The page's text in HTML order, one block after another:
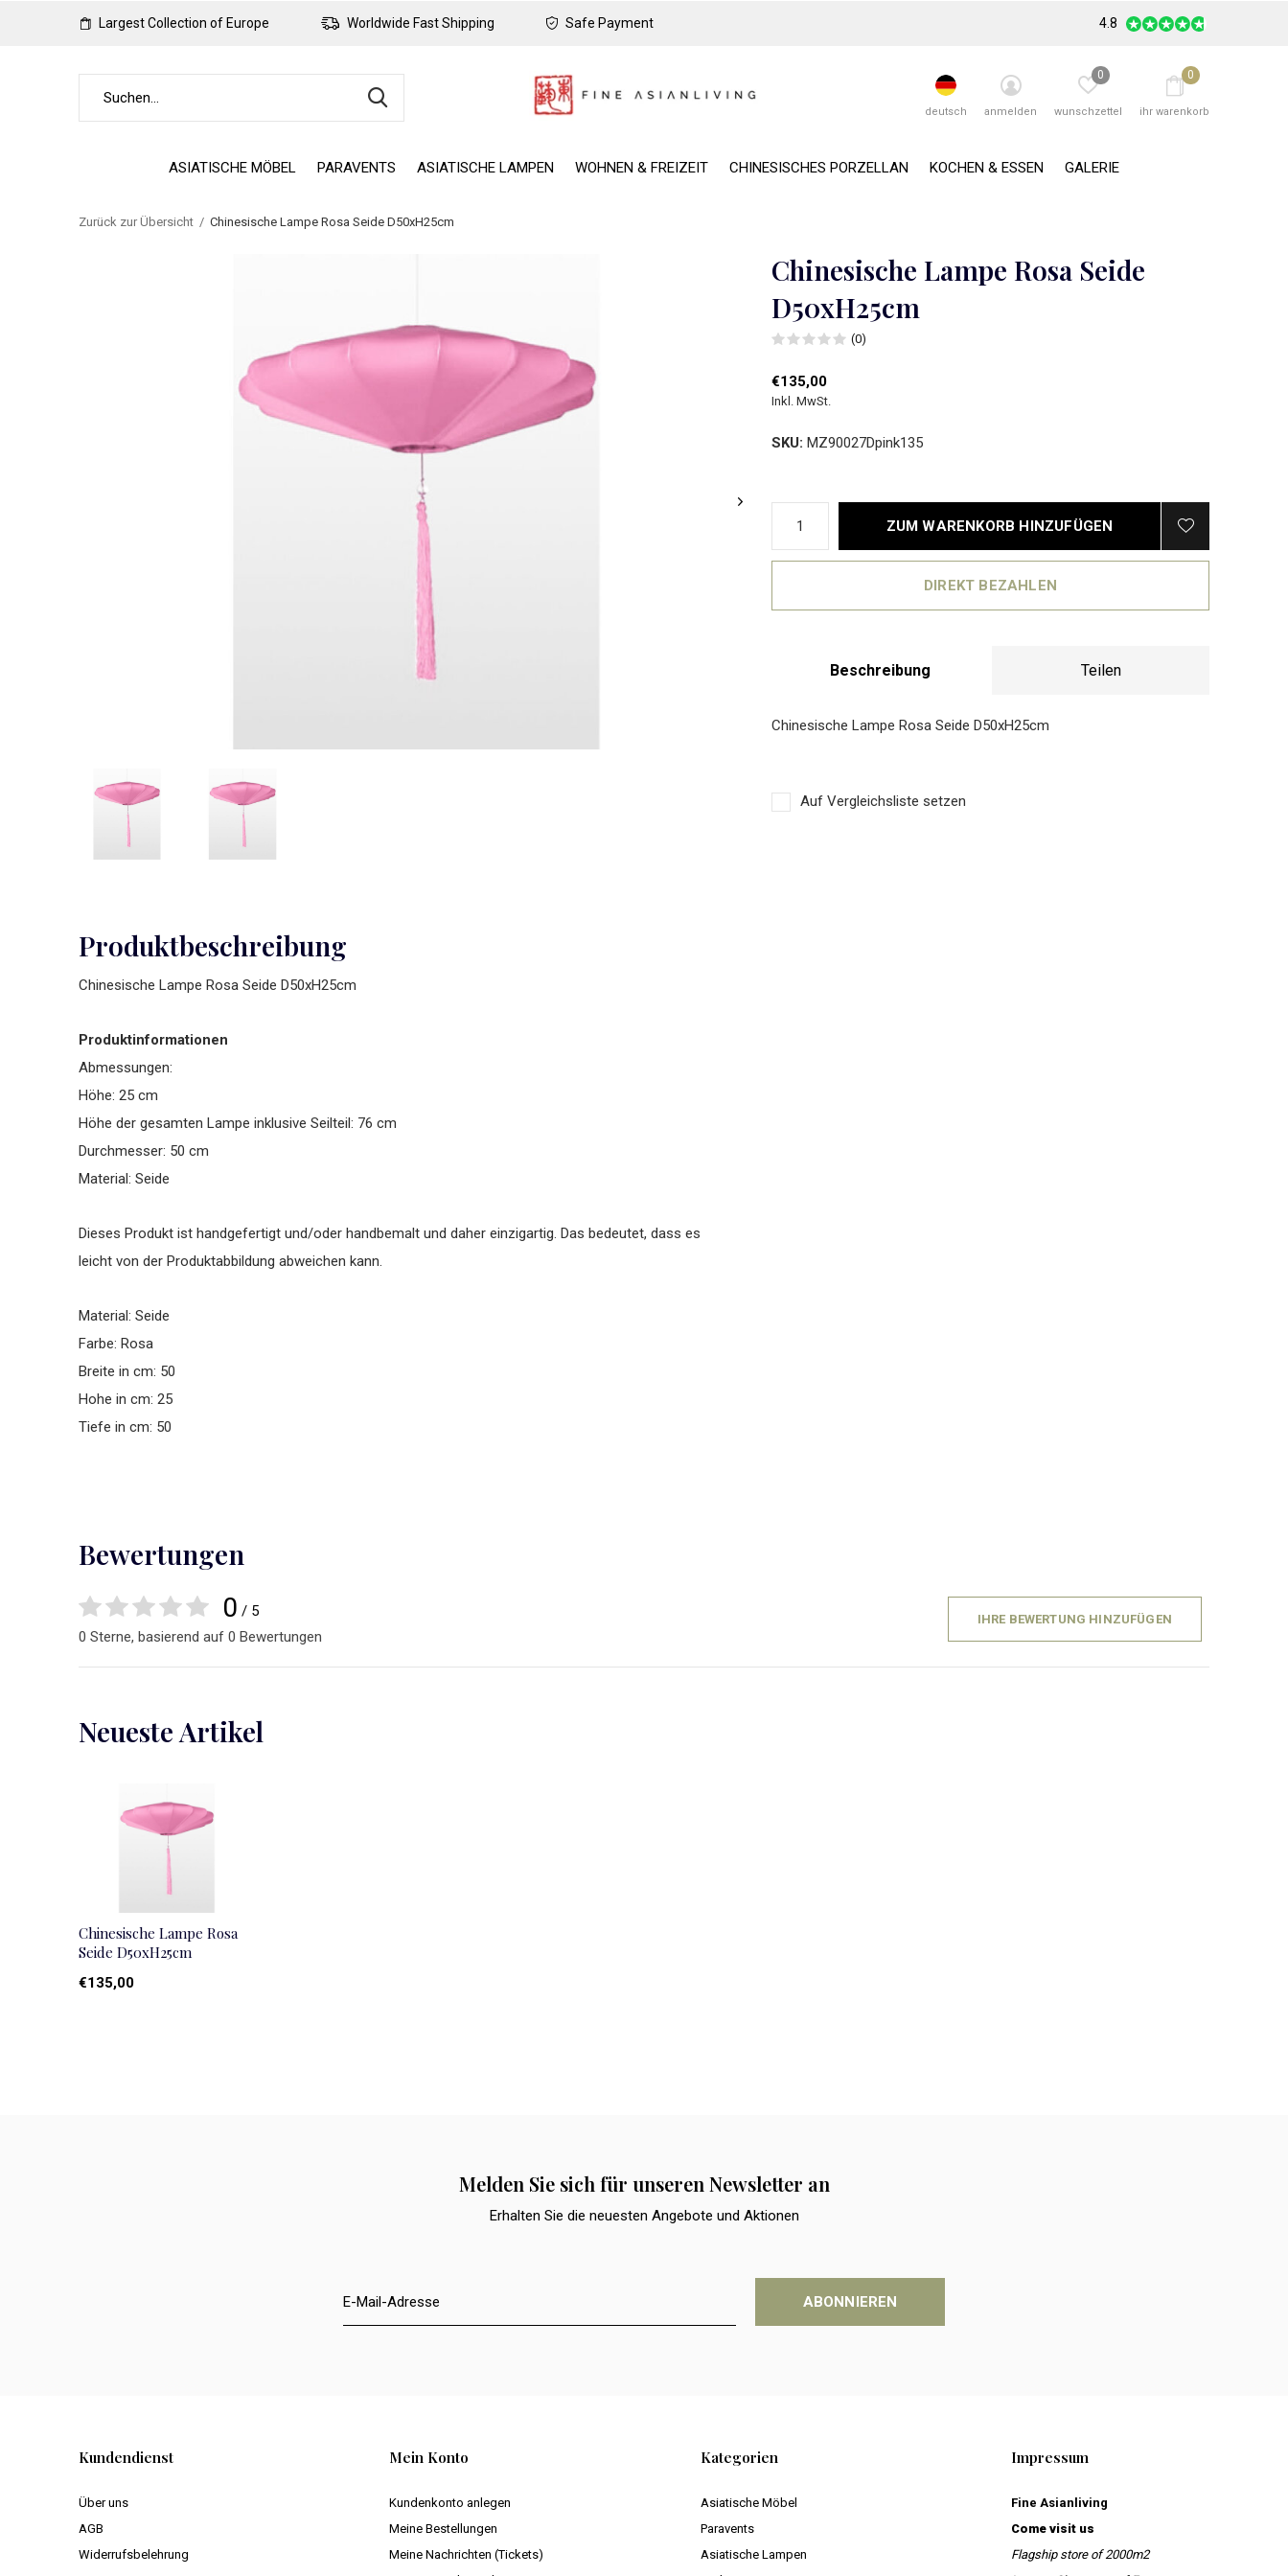
ASIATISCHE MÖBEL PARAVENTS ASIATISCHE LAMPEN WOHNEN & FREIZEIT CHINESISCHES PORZELLAN KOCHEN & ESSEN GALERIE
deutsch anmelden wunschzettel
0
ihr warenkorb
0
Largest Collection of Europe Worldwide Fast Shipping Safe Payment 4.8
Zurück zur Übersicht Chinesische Lampe Rosa Seide D50xH25cm
Chinesische Lampe Rosa Seide
D50xH25cm
(0)
€135,00
Inkl. MwSt.
SKU: MZ90027Dpink135
ZUM WARENKORB HINZUFÜGEN
DIREKT BEZAHLEN
Beschreibung Teilen
Chinesische Lampe Rosa Seide D50xH25cm
Auf Vergleichsliste setzen
Produktbeschreibung
Chinesische Lampe Rosa Seide D50xH25cm
Produktinformationen
Abmessungen:
Höhe: 25 cm
Höhe der gesamten Lampe inklusive Seilteil: 76 cm
Durchmesser: 50 cm
Material: Seide
Dieses Produkt ist handgefertigt und/oder handbemalt und daher einzigartig. Das bedeutet, dass es
leicht von der Produktabbildung abweichen kann.
Material: Seide
Farbe: Rosa
Breite in cm: 50
Hohe in cm: 25
Tiefe in cm: 50
Bewertungen
0 / 5
0 Sterne, basierend auf 0 Bewertungen
IHRE BEWERTUNG HINZUFÜGEN
Neueste Artikel
Chinesische Lampe Rosa
Seide D50xH25cm
€135,00
Melden Sie sich für unseren Newsletter an
Erhalten Sie die neuesten Angebote und Aktionen
ABONNIEREN
Kundendienst
Über uns
AGB
Widerrufsbelehrung
Mein Konto
Kundenkonto anlegen
Meine Bestellungen
Meine Nachrichten (Tickets)
Kategorien
Asiatische Möbel
Paravents
Asiatische Lampen
Impressum
Fine Asianliving
Come visit us
Flagship store of 2000m2